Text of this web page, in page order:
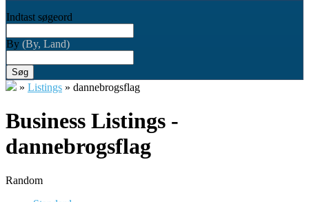
Indtast søgeord
By (By, Land)
Søg
» Listings » dannebrogsflag
Business Listings -
dannebrogsflag
Random